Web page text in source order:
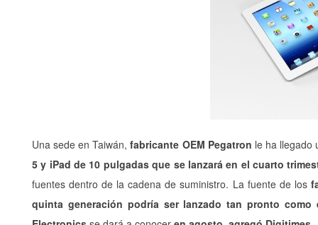
Una sede en Taiwán,fabricante OEM Pegatron le ha
5 y iPad de 10 pulgadas que se lanzará en el cuarto
fuentes dentro de la cadena de suministro. La fuente de los
quinta generación podría ser lanzado tan pronto como